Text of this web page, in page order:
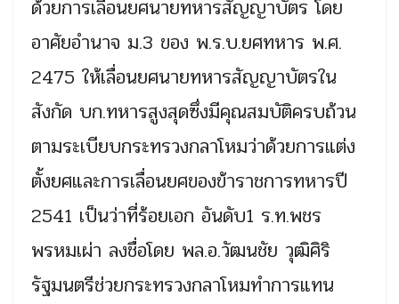
ด้วยการเลื่อนยศนายทหารสัญญาบัตร โดย
อาศัยอำนาจ ม.3 ของ พ.ร.บ.ยศทหาร พ.ศ.
2475 ให้เลื่อนยศนายทหารสัญญาบัตรใน
สังกัด บก.ทหารสูงสุดซึ่งมีคุณสมบัติครบถ้วน
ตามระเบียบกระทรวงกลาโหมว่าด้วยการแต่ง
ตั้งยศและการเลื่อนยศของข้าราชการทหารปี
2541 เป็นว่าที่ร้อยเอก อันดับ1 ร.ท.พชร
พรหมเผ่า ลงชื่อโดย พล.อ.วัฒนชัย วุฒิศิริ
รัฐมนตรีช่วยกระทรวงกลาโหมทำการแทน